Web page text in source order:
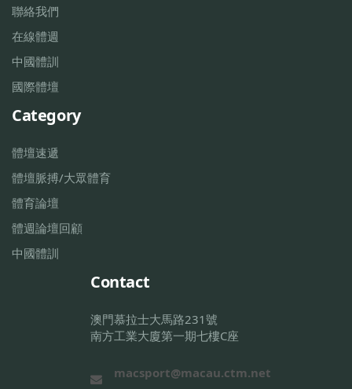
聯絡我們
在線體週
中國體訓
國際體壇
Category
體壇速遞
體壇脈搏/大眾體育
體育論壇
體週論壇回顧
中國體訓
Contact
澳門慕拉士大馬路231號
南方工業大廈第一期七樓C座
macsport@macau.ctm.net